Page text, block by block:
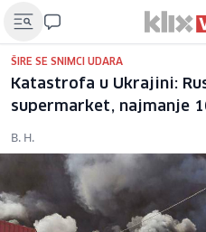
ŠIRE SE SNIMCI UDARA
Katastrofa u Ukrajini:
supermarket, najmanje
B. H.